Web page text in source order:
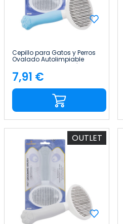
Cepillo para Gatos y Perros
Ovalado Autolimpiable
Antienredos con Botón de
Liberación Glückpet
Precio
7,91 €
OUTLET